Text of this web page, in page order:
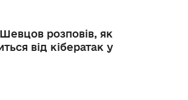
розповів, як
від кібератак у